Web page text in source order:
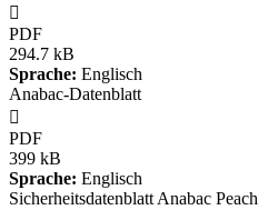

PDF
294.7 kB
Sprache: Englisch
Anabac-Datenblatt

PDF
399 kB
Sprache: Englisch
Sicherheitsdatenblatt Anabac Peach